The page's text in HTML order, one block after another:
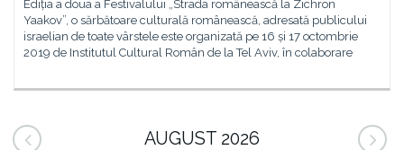
Ediția a doua a Festivalului „Strada românească la Zichron
Yaakov”, o sărbătoare culturală românească, adresată publicului
israelian de toate vârstele este organizată pe 16 și 17 octombrie
2019 de Institutul Cultural Român de la Tel Aviv, în colaborare
AUGUST 2026